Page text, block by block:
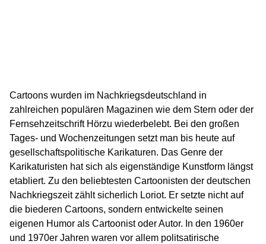
Cartoons wurden im Nachkriegsdeutschland in
zahlreichen populären Magazinen wie dem Stern oder der
Fernsehzeitschrift Hörzu wiederbelebt. Bei den großen
Tages- und Wochenzeitungen setzt man bis heute auf
gesellschaftspolitische Karikaturen. Das Genre der
Karikaturisten hat sich als eigenständige Kunstform längst
etabliert. Zu den beliebtesten Cartoonisten der deutschen
Nachkriegszeit zählt sicherlich Loriot. Er setzte nicht auf
die biederen Cartoons, sondern entwickelte seinen
eigenen Humor als Cartoonist oder Autor. In den 1960er
und 1970er Jahren waren vor allem politsatirische